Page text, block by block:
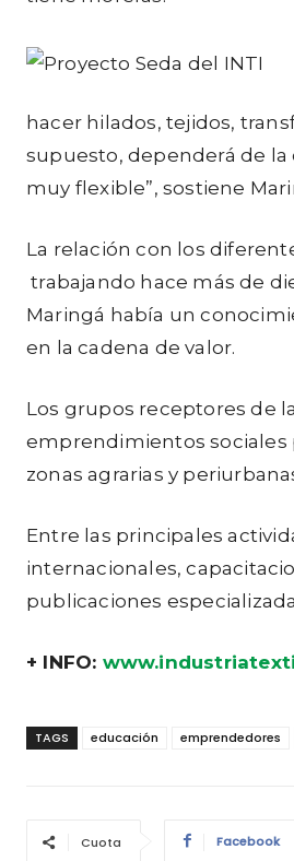
hacer hilados, tejidos,
supuesto, dependerá de
muy flexible”, sostiene
La relación con los
trabajando hace más de
Maringá había un
en la cadena de valor.
Los grupos receptores de
emprendimientos sociales
zonas agrarias y
Entre las principales
internacionales,
publicaciones
+ INFO:
TAGS educación emprendedores
Cuota Facebook